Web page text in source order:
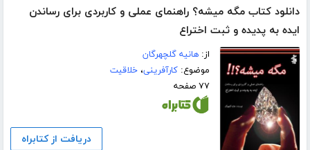
دانلود کتاب مگه میشه؟ راهنمای عملی و کاربردی برای رساندن
ایده به پدیده و ثبت اختراع
از:هانیه گلچهرگان
موضوع:کارآفرینی،خلاقیت
۷۷ صفحه
دریافت از کتابراه